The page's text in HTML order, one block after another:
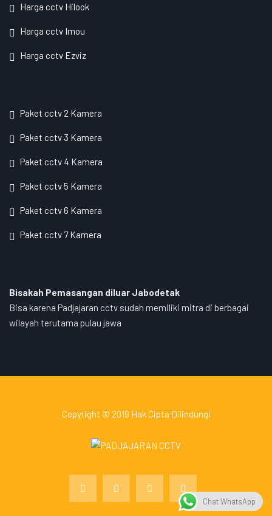
Harga cctv Hilook
Harga cctv Imou
Harga cctv Ezviz
Paket cctv 2 Kamera
Paket cctv 3 Kamera
Paket cctv 4 Kamera
Paket cctv 5 Kamera
Paket cctv 6 Kamera
Paket cctv 7 Kamera
Bisakah Pemasangan diluar Jabodetak
Bisa karena Padjajaran cctv sudah memiliki mitra di berbagai
wilayah terutama pulau jawa
Copyright © 2019 Hak Cipta Dilindungi
Chat WhatsApp